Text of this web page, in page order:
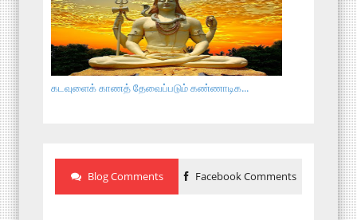
கடவுளைக் காணத் தேவைப்படும் கண்ணாடிக...
Blog Comments Facebook Comments